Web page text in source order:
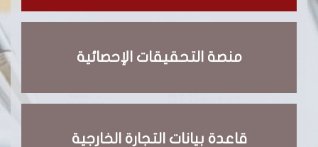
منصة التحقيقات الإحصائية
قاعدة بيانات التجارة الخارجية